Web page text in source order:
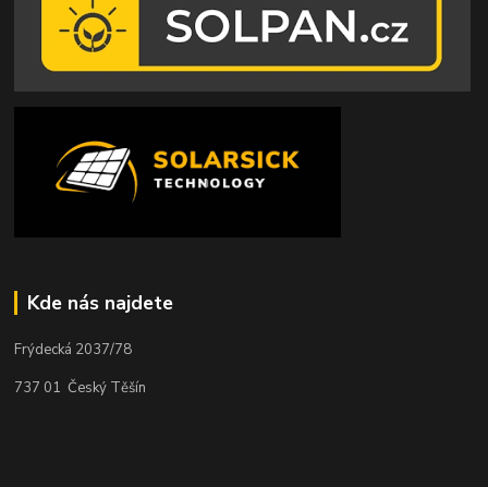
Kde nás najdete
Frýdecká 2037/78
737 01 Český Těšín